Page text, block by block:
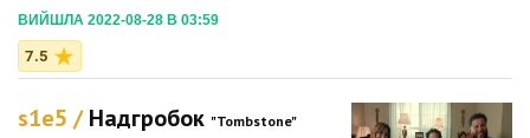
ВИЙШЛА 2022-08-28 В 03:59
7.5
s1e5 /Надгробок "Tombstone"